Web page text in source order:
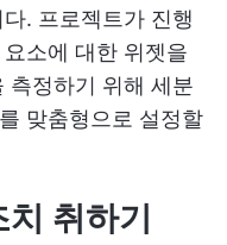
. 프로젝트가 진행
소에 대한 위젯을
측정하기 위해 세분
맞춤형으로 설정할
취하기